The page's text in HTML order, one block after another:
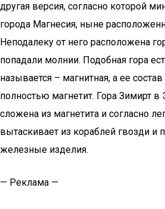
другая версия, согласно которой
города Магнесия, ныне
Неподалеку от него расположена
попадали молнии. Подобная гора
называется – магнитная, а ее
полностью магнетит. Гора Зимирт
сложена из магнетита и согласно
вытаскивает из кораблей гвозди и
железные изделия.
— Реклама —